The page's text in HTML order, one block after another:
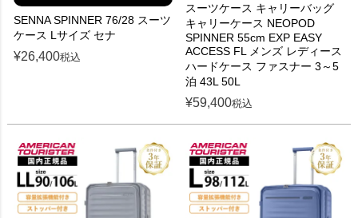
SENNA SPINNER 76/28 スーツ
ケース Lサイズ セナ
¥26,400税込
スーツケース キャリーバッグ
キャリーケース NEOPOD
SPINNER 55cm EXP EASY
ACCESS FL メンズ レディース
ハードケース ファスナー 3～5
泊 43L 50L
¥59,400税込